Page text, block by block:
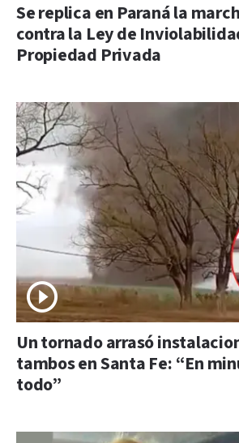
Se replica en Paraná la
contra la Ley de
Propiedad Privada
Un tornado arrasó
tambos en Santa Fe: “En
todo”